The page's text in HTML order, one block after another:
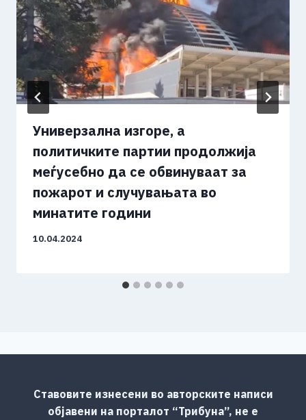
Универзална изгоре, а
политичките партии продолжија
меѓусебно да се обвинуваат за
пожарот и случувањата во
минатите години
10.04.2024
Ставовите изнесени во авторските написи
објавени на порталот “Трибуна”, не е